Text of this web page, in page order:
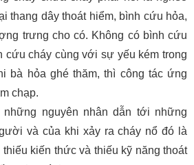
thang dây thoát hiểm, bình cứu hỏa,
trưng cho có. Không có bình cứu
cứu cháy cùng với sự yếu kém trong
bà hỏa ghé thăm, thì công tác ứng
chạp.
những nguyên nhân dẫn tới những
và của khi xảy ra cháy nổ đó là
kiến thức và thiếu kỹ năng thoát